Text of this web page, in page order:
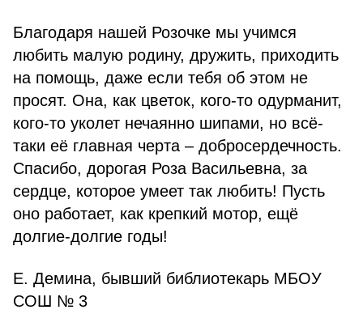
Благодаря нашей Розочке мы учимся
любить малую родину, дружить, приходить
на помощь, даже если тебя об этом не
просят. Она, как цветок, кого-то одурманит,
кого-то уколет нечаянно шипами, но всё-
таки её главная черта – добросердечность.
Спасибо, дорогая Роза Васильевна, за
сердце, которое умеет так любить! Пусть
оно работает, как крепкий мотор, ещё
долгие-долгие годы!
Е. Демина, бывший библиотекарь МБОУ
СОШ № 3